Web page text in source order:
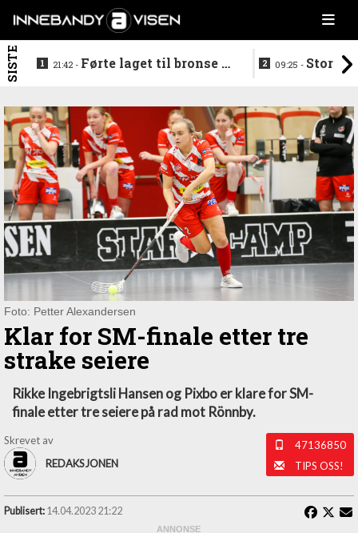
SISTE 21:42 - Førte laget til bronse -
09:25 -
Foto: Petter Alexandersen
Klar for SM-finale etter tre
strake seiere
Rikke Ingebrigtsli Hansen og Pixbo er klare for SM-
finale etter tre seiere på rad mot Rönnby.
Skrevet av
REDAKSJONEN
47136850
TIPS OSS!
Publisert: 14.04.2023 21:22